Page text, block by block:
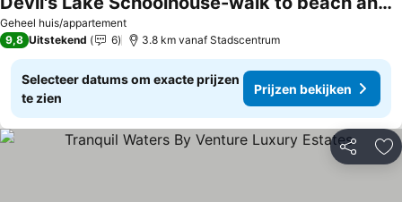
Geheel huis/appartement
9,8 Uitstekend 6 3.8 km vanaf Stadscentrum
Selecteer datums om exacte prijzen
te zien
Prijzen bekijken
Delen